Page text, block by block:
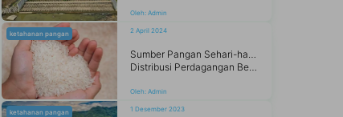
Oleh: Admin
ketahanan pangan 2 April 2024
Sumber Pangan Sehari-hari, Memahami
Distribusi Perdagangan Beras di Indonesia
Oleh: Admin
ketahanan pangan 1 Desember 2023